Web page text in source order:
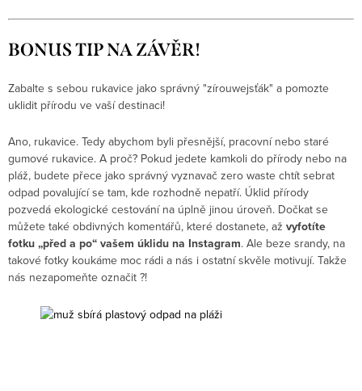
BONUS TIP NA ZÁVĚR!
Zabalte s sebou rukavice jako správný "zírouwejsťák" a pomozte
uklidit přírodu ve vaší destinaci!
Ano, rukavice. Tedy abychom byli přesnější, pracovní nebo staré
gumové rukavice. A proč? Pokud jedete kamkoli do přírody nebo na
pláž, budete přece jako správný vyznavač zero waste chtít sebrat
odpad povalující se tam, kde rozhodně nepatří. Úklid přírody
pozvedá ekologické cestování na úplně jinou úroveň. Dočkat se
můžete také obdivných komentářů, které dostanete, až vyfotíte
fotku „před a po“ vašem úklidu na Instagram. Ale beze srandy, na
takové fotky koukáme moc rádi a nás i ostatní skvěle motivují. Takže
nás nezapomeňte označit ?!